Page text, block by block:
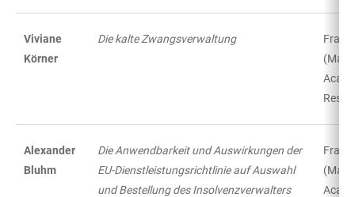
Viviane
Körner
Die kalte Zwangsverwaltung
Alexander
Bluhm
Die Anwendbarkeit und Auswirkungen der
EU-Dienstleistungsrichtlinie auf Auswahl
und Bestellung des Insolvenzverwalters